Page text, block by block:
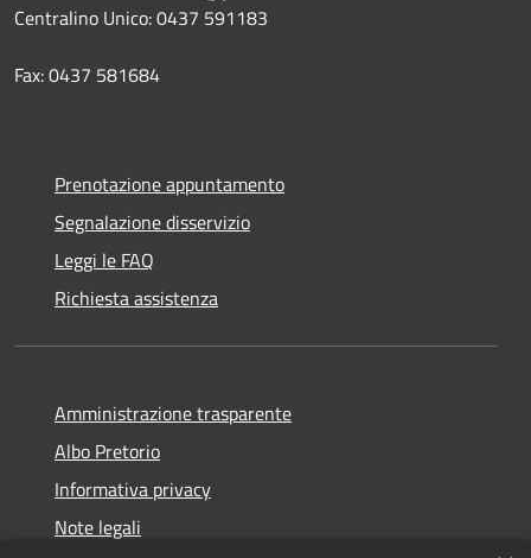
Centralino Unico: 0437 591183
Fax: 0437 581684
Prenotazione appuntamento
Segnalazione disservizio
Leggi le FAQ
Richiesta assistenza
Amministrazione trasparente
Albo Pretorio
Informativa privacy
Note legali